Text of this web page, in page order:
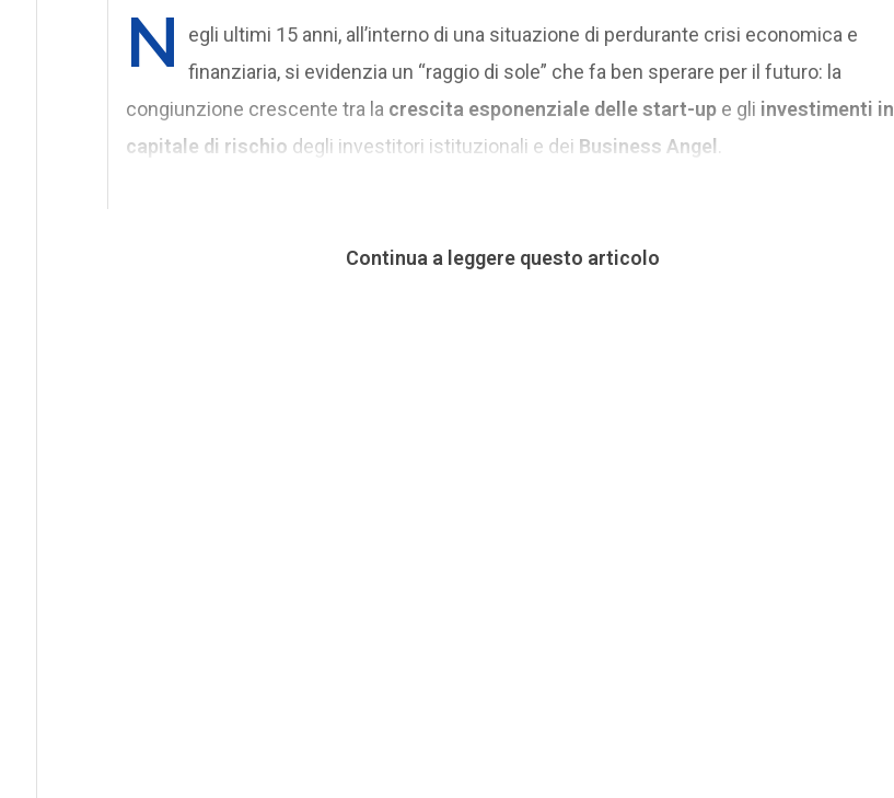
N
egli ultimi 15 anni, all’interno di una situazione di perdurante crisi economica e
finanziaria, si evidenzia un “raggio di sole” che fa ben sperare per il futuro: la
congiunzione crescente tra la crescita esponenziale delle start-upe gli investimenti in
capitale di rischio degli investitori istituzionali e dei Business Angel.
Continua a leggere questo articolo